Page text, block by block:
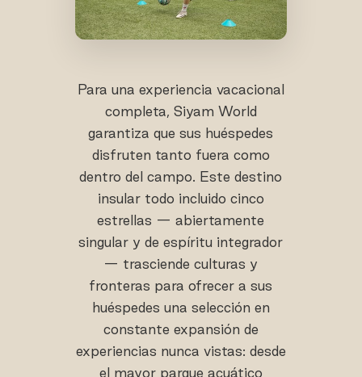
Para una experiencia vacacional
completa, Siyam World
garantiza que sus huéspedes
disfruten tanto fuera como
dentro del campo. Este destino
insular todo incluido cinco
estrellas — abiertamente
singular y de espíritu integrador
— trasciende culturas y
fronteras para ofrecer a sus
huéspedes una selección en
constante expansión de
experiencias nunca vistas: desde
el mayor parque acuático